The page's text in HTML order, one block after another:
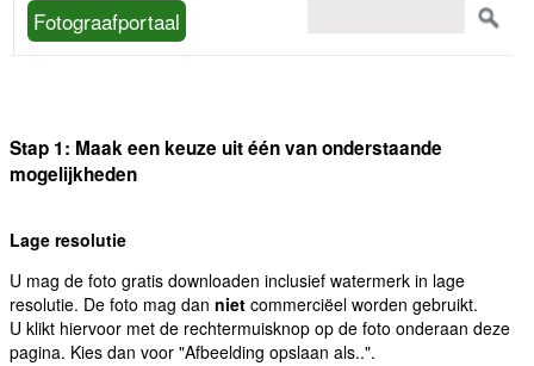
Fotograafportaal
Stap 1: Maak een keuze uit één van onderstaande
mogelijkheden
Lage resolutie
U mag de foto gratis downloaden inclusief watermerk in lage
resolutie. De foto mag dan niet commerciëel worden gebruikt.
U klikt hiervoor met de rechtermuisknop op de foto onderaan deze
pagina. Kies dan voor "Afbeelding opslaan als..".